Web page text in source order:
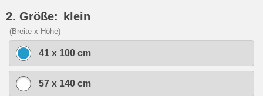
2. Größe: klein
(Breite x Höhe)
41 x 100 cm
57 x 140 cm